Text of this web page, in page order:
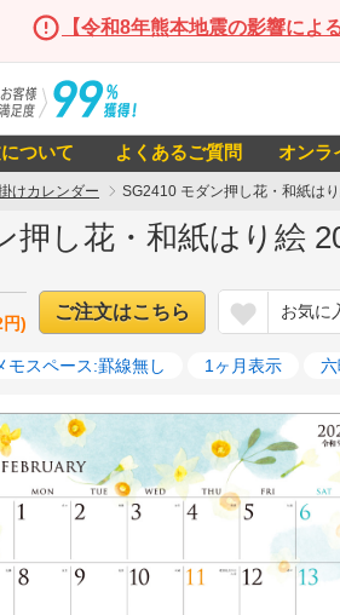
【令和8年熊本地震の影響によ
ついて よくあるご質問 オンラ
けカレンダー SG2410 モダン押し花・和紙は
押し花・和紙はり絵
)
ご注文はこちら お気に
モスペース:罫線無し 1ヶ月表示